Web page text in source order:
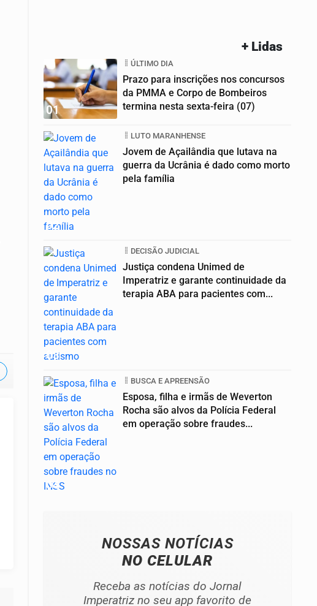
+ Lidas
01
ÚLTIMO DIA
Prazo para inscrições nos concursos
da PMMA e Corpo de Bombeiros
termina nesta sexta-feira (07)
02
LUTO MARANHENSE
Jovem de Açailândia que lutava na
guerra da Ucrânia é dado como morto
pela família
03
DECISÃO JUDICIAL
Justiça condena Unimed de
Imperatriz e garante continuidade da
terapia ABA para pacientes com...
04
BUSCA E APREENSÃO
Esposa, filha e irmãs de Weverton
Rocha são alvos da Polícia Federal
em operação sobre fraudes...
NOSSAS NOTÍCIAS
NO CELULAR
Receba as notícias do Jornal
Imperatriz no seu app favorito de